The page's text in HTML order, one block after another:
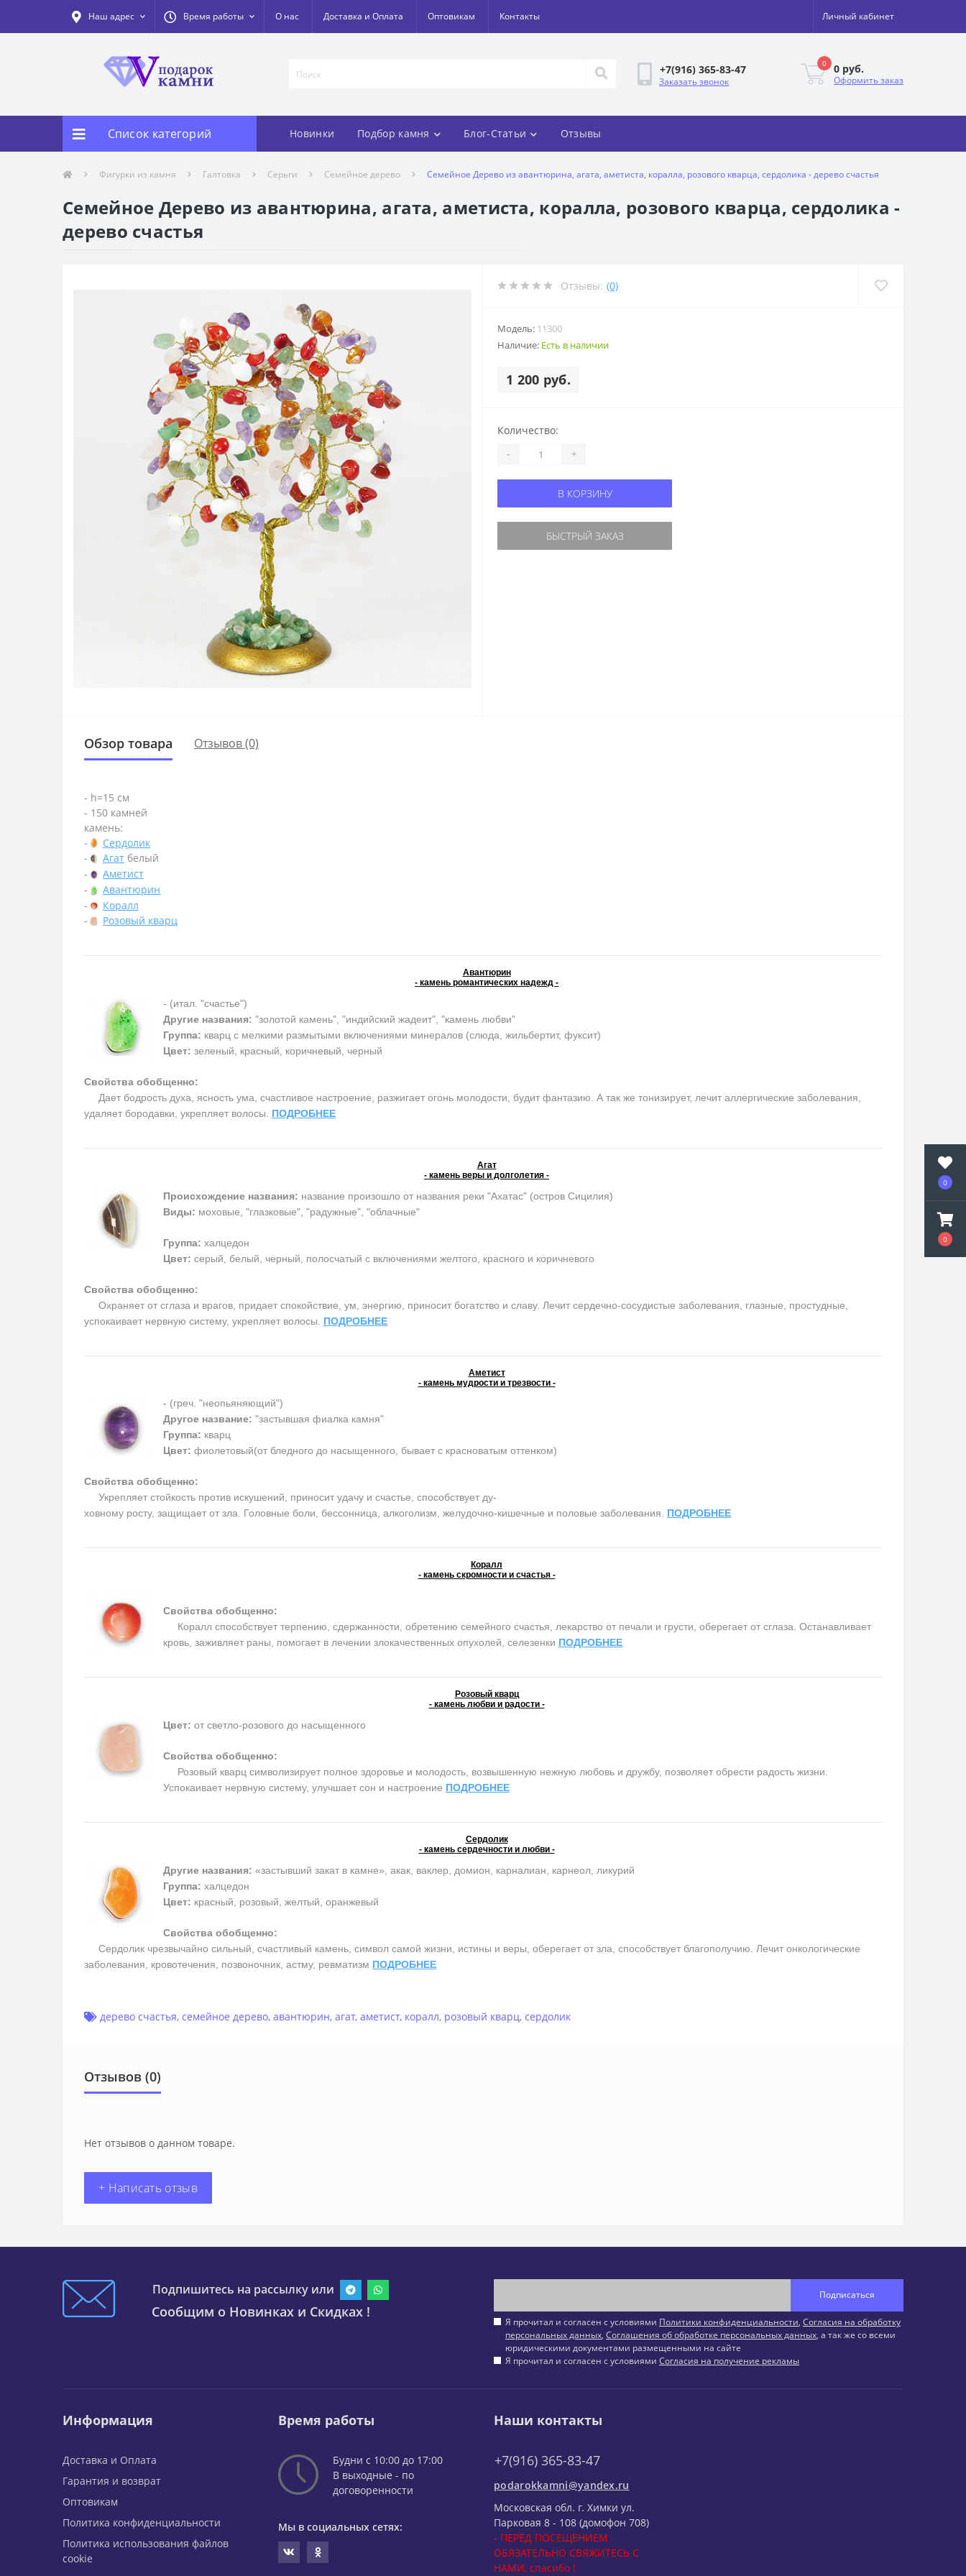
0
0
Наш адрес Время работы О нас Доставка и Оплата Оптовикам Контакты Личный кабинет
+7(916) 365-83-47
Заказать звонок
0 0 руб.
Оформить заказ
Список категорий Новинки Подбор камня Блог-Статьи Отзывы
Фигурки из камня Галтовка Серьги Семейное дерево Семейное Дерево из авантюрина, агата, аметиста, коралла, розового кварца, сердолика - дерево счастья
Семейное Дерево из авантюрина, агата, аметиста, коралла, розового кварца, сердолика -
дерево счастья
Отзывы: (0)
Модель: 11300
Наличие: Есть в наличии
1 200 руб.
Количество:
- +
В КОРЗИНУ
БЫСТРЫЙ ЗАКАЗ
Обзор товара Отзывов (0)
- h=15 см
- 150 камней
камень:
-
Сердолик
-
Агат белый
-
Аметист
-
Авантюрин
-
Коралл
-
Розовый кварц
Авантюрин
- камень романтических надежд -
- (итал. "счастье")
Другие названия: "золотой камень", "индийский жадеит", "камень любви"
Группа: кварц с мелкими размытыми включениями минералов (слюда, жильбертит, фуксит)
Цвет: зеленый, красный, коричневый, черный
Свойства обобщенно:
Дает бодрость духа, ясность ума, счастливое настроение, разжигает огонь молодости, будит фантазию. А так же тонизирует, лечит аллергические заболевания,
удаляет бородавки, укрепляет волосы. ПОДРОБНЕЕ
Агат
- камень веры и долголетия -
Происхождение названия: название произошло от названия реки "Ахатас" (остров Сицилия)
Виды: моховые, "глазковые", "радужные", "облачные"
Группа: халцедон
Цвет: серый, белый, черный, полосчатый с включениями желтого, красного и коричневого
Свойства обобщенно:
Охраняет от сглаза и врагов, придает спокойствие, ум, энергию, приносит богатство и славу. Лечит сердечно-сосудистые заболевания, глазные, простудные,
успокаивает нервную систему, укрепляет волосы. ПОДРОБНЕЕ
Аметист
- камень мудрости и трезвости -
- (греч. "неопьяняющий")
Другое название: "застывшая фиалка камня"
Группа: кварц
Цвет: фиолетовый(от бледного до насыщенного, бывает с красноватым оттенком)
Свойства обобщенно:
Укрепляет стойкость против искушений, приносит удачу и счастье, способствует ду-
ховному росту, защищает от зла. Головные боли, бессонница, алкоголизм, желудочно-кишечные и половые заболевания. ПОДРОБНЕЕ
Коралл
- камень скромности и счастья -
Свойства обобщенно:
Коралл способствует терпению, сдержанности, обретению семейного счастья, лекарство от печали и грусти, оберегает от сглаза. Останавливает
кровь, заживляет раны, помогает в лечении злокачественных опухолей, селезенки ПОДРОБНЕЕ
Розовый кварц
- камень любви и радости -
Цвет: от светло-розового до насыщенного
Свойства обобщенно:
Розовый кварц символизирует полное здоровье и молодость, возвышенную нежную любовь и дружбу, позволяет обрести радость жизни.
Успокаивает нервную систему, улучшает сон и настроение ПОДРОБНЕЕ
Сердолик
- камень сердечности и любви -
Другие названия: «застывший закат в камне», акак, ваклер, домион, карналиан, карнеол, ликурий
Группа: халцедон
Цвет: красный, розовый, желтый, оранжевый
Свойства обобщенно:
Сердолик чрезвычайно сильный, счастливый камень, символ самой жизни, истины и веры, оберегает от зла, способствует благополучию. Лечит онкологические
заболевания, кровотечения, позвоночник, астму, ревматизм ПОДРОБНЕЕ
дерево счастья, семейное дерево, авантюрин, агат, аметист, коралл, розовый кварц, сердолик
Отзывов (0)
Нет отзывов о данном товаре.
+ Написать отзыв
Подпишитесь на рассылку или
Сообщим о Новинках и Скидках !
Подписаться
Я прочитал и согласен с условиями Политики конфиденциальности, Согласия на обработку
персональных данных, Соглашения об обработке персональных данных, а так же со всеми
юридическими документами размещенными на сайте
Я прочитал и согласен с условиями Согласия на получение рекламы
Информация
Доставка и Оплата
Гарантия и возврат
Оптовикам
Политика конфиденциальности
Политика использования файлов
cookie
Время работы
Будни с 10:00 до 17:00
В выходные - по
договоренности
Мы в социальных сетях:
Наши контакты
+7(916) 365-83-47
podarokkamni@yandex.ru
Московская обл. г. Химки ул.
Парковая 8 - 108 (домофон 708)
- ПЕРЕД ПОСЕЩЕНИЕМ
ОБЯЗАТЕЛЬНО СВЯЖИТЕСЬ С
НАМИ, спасибо !